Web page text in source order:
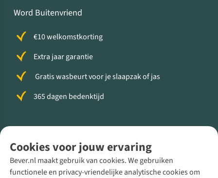
Cookies voor jouw ervaring
Bever.nl maakt gebruik van cookies. We gebruiken
functionele en privacy-vriendelijke analytische cookies om
Word Buitenvriend
€10 welkomstkorting
Extra jaar garantie
Gratis wasbeurt voor je slaapzak of jas
365 dagen bedenktijd